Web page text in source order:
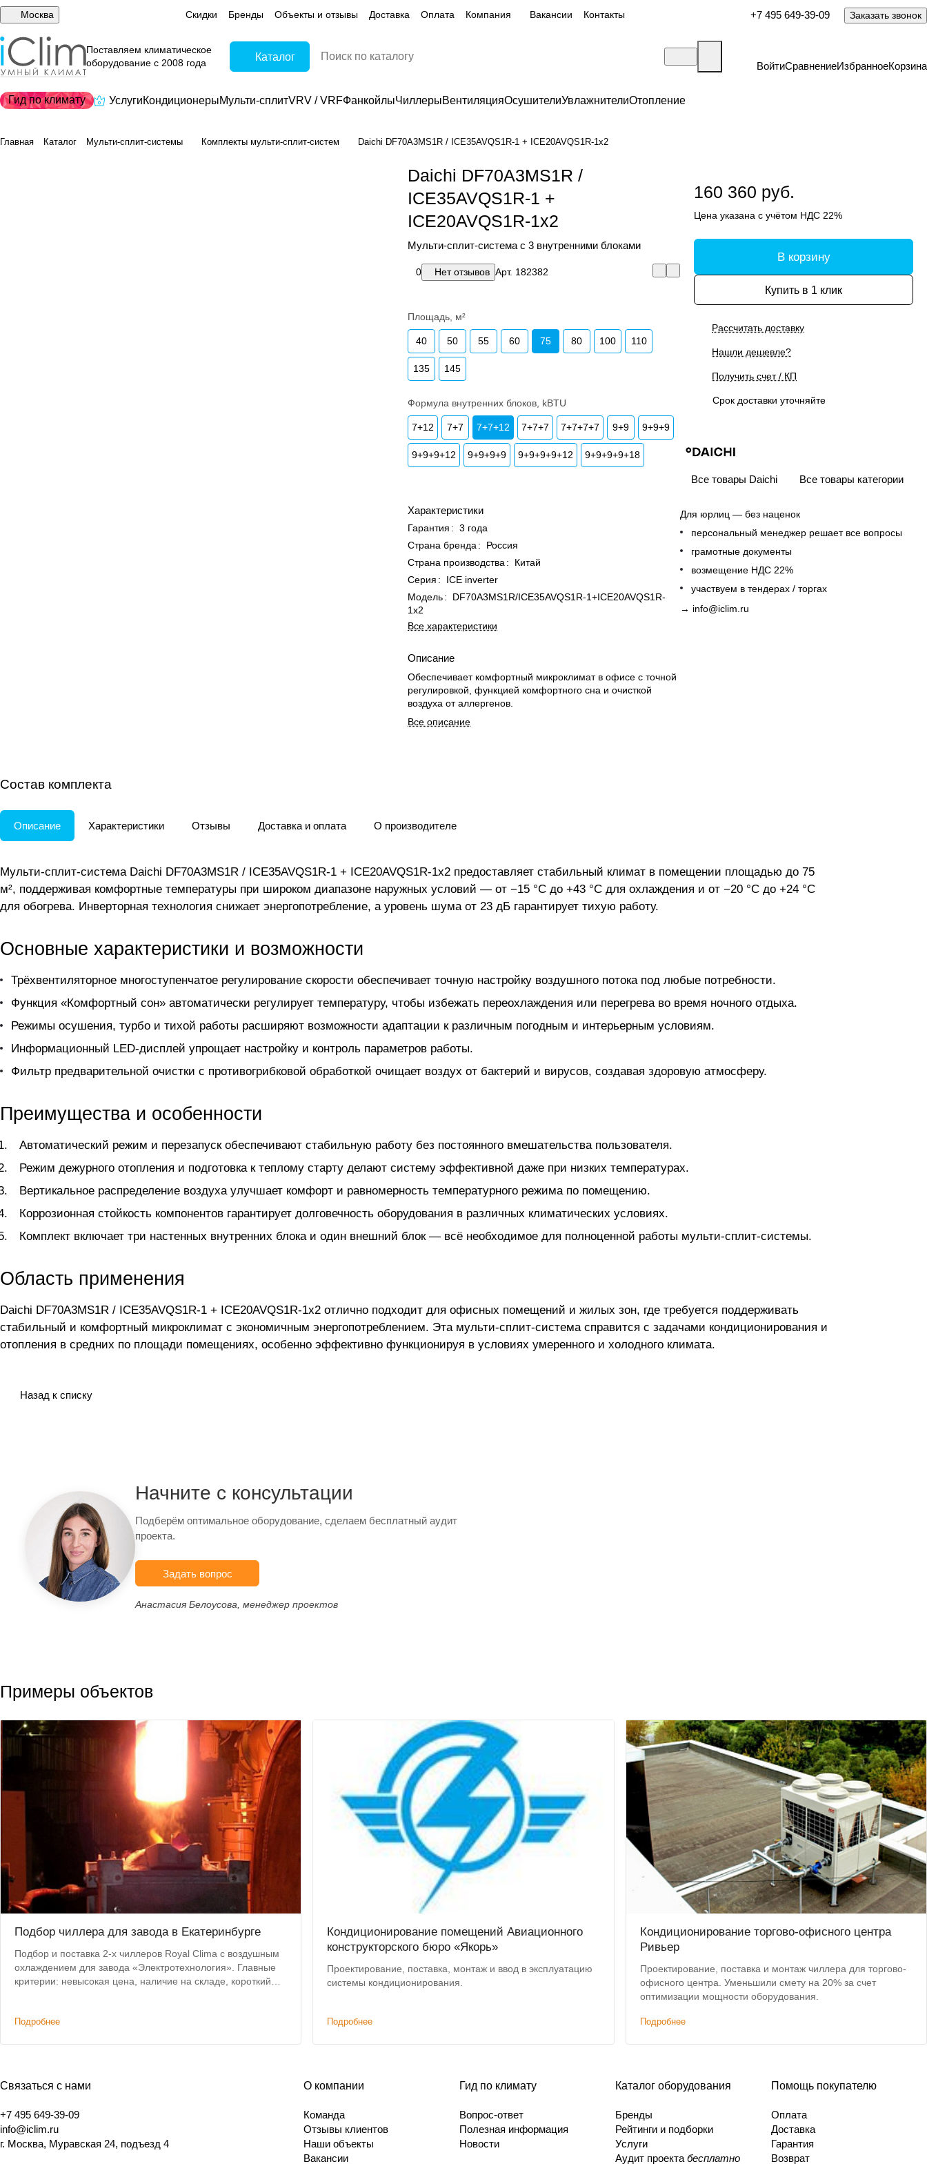
Москва Скидки Бренды Объекты и отзывы Доставка Оплата Компания Вакансии Контакты +7 495 649-39-09 Заказать звонок
Поставляем климатическое
оборудование с 2008 года
Каталог
ВойтиСравнениеИзбранноеКорзина
Гид по климату УслугиКондиционерыМульти-сплитVRV / VRFФанкойлыЧиллерыВентиляцияОсушителиУвлажнителиОтопление
Главная Каталог Мульти-сплит-системы Комплекты мульти-сплит-систем Daichi DF70A3MS1R / ICE35AVQS1R-1 + ICE20AVQS1R-1x2
Daichi DF70A3MS1R /
ICE35AVQS1R-1 +
ICE20AVQS1R-1x2
Мульти-сплит-система с 3 внутренними блоками
0 Нет отзывов Арт. 182382
Площадь, м²
40 50 55 60 75 80 100 110
135 145
Формула внутренних блоков, kBTU
7+12 7+7 7+7+12 7+7+7 7+7+7+7 9+9 9+9+9
9+9+9+12 9+9+9+9 9+9+9+9+12 9+9+9+9+18
Характеристики
Гарантия : 3 года
Страна бренда :
Россия
Страна производства :
Китай
Серия :
ICE inverter
Модель:
DF70A3MS1R/ICE35AVQS1R-1+ICE20AVQS1R-
1x2
Все характеристики
Описание
Обеспечивает комфортный микроклимат в офисе с точной
регулировкой, функцией комфортного сна и очисткой
воздуха от аллергенов.
Все описание
160 360 руб.
Цена указана с учётом НДС 22%
В корзину
Купить в 1 клик
Рассчитать доставку
Нашли дешевле?
Получить счет / КП
Срок доставки уточняйте
Все товары Daichi Все товары категории
Для юрлиц — без наценок
персональный менеджер решает все вопросы
грамотные документы
возмещение НДС 22%
участвуем в тендерах / торгах
→ info@iclim.ru
Состав комплекта
Описание Характеристики Отзывы Доставка и оплата О производителе
Мульти-сплит-система Daichi DF70A3MS1R / ICE35AVQS1R-1 + ICE20AVQS1R-1x2 предоставляет стабильный климат в помещении площадью до 75
м², поддерживая комфортные температуры при широком диапазоне наружных условий — от −15 °C до +43 °C для охлаждения и от −20 °C до +24 °C
для обогрева. Инверторная технология снижает энергопотребление, а уровень шума от 23 дБ гарантирует тихую работу.
Основные характеристики и возможности
Трёхвентиляторное многоступенчатое регулирование скорости обеспечивает точную настройку воздушного потока под любые потребности.
Функция «Комфортный сон» автоматически регулирует температуру, чтобы избежать переохлаждения или перегрева во время ночного отдыха.
Режимы осушения, турбо и тихой работы расширяют возможности адаптации к различным погодным и интерьерным условиям.
Информационный LED-дисплей упрощает настройку и контроль параметров работы.
Фильтр предварительной очистки с противогрибковой обработкой очищает воздух от бактерий и вирусов, создавая здоровую атмосферу.
Преимущества и особенности
Автоматический режим и перезапуск обеспечивают стабильную работу без постоянного вмешательства пользователя.
Режим дежурного отопления и подготовка к теплому старту делают систему эффективной даже при низких температурах.
Вертикальное распределение воздуха улучшает комфорт и равномерность температурного режима по помещению.
Коррозионная стойкость компонентов гарантирует долговечность оборудования в различных климатических условиях.
Комплект включает три настенных внутренних блока и один внешний блок — всё необходимое для полноценной работы мульти-сплит-системы.
Область применения
Daichi DF70A3MS1R / ICE35AVQS1R-1 + ICE20AVQS1R-1x2 отлично подходит для офисных помещений и жилых зон, где требуется поддерживать
стабильный и комфортный микроклимат с экономичным энергопотреблением. Эта мульти-сплит-система справится с задачами кондиционирования и
отопления в средних по площади помещениях, особенно эффективно функционируя в условиях умеренного и холодного климата.
Назад к списку
Начните с консультации
Подберём оптимальное оборудование, сделаем бесплатный аудит
проекта.
Задать вопрос
Анастасия Белоусова, менеджер проектов
Примеры объектов
Подбор чиллера для завода в Екатеринбурге
Подбор и поставка 2-х чиллеров Royal Clima с воздушным
охлаждением для завода «Электротехнология». Главные
критерии: невысокая цена, наличие на складе, короткий
Подробнее
Кондиционирование помещений Авиационного
конструкторского бюро «Якорь»
Проектирование, поставка, монтаж и ввод в эксплуатацию
системы кондиционирования.
Подробнее
Кондиционирование торгово-офисного центра
Ривьер
Проектирование, поставка и монтаж чиллера для торгово-
офисного центра. Уменьшили смету на 20% за счет
оптимизации мощности оборудования.
Подробнее
Связаться с нами
+7 495 649-39-09
info@iclim.ru
г. Москва, Муравская 24, подъезд 4
О компании
Команда
Отзывы клиентов
Наши объекты
Вакансии
Гид по климату
Вопрос-ответ
Полезная информация
Новости
Каталог оборудования
Бренды
Рейтинги и подборки
Услуги
Аудит проекта бесплатно
Помощь покупателю
Оплата
Доставка
Гарантия
Возврат